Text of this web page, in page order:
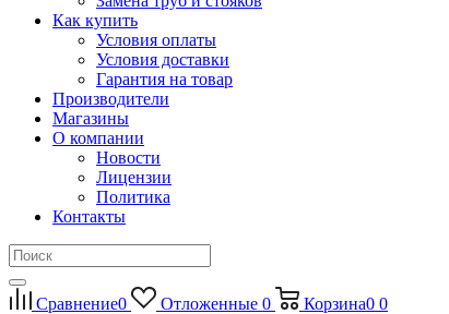
Как купить
Условия оплаты
Условия доставки
Гарантия на товар
Производители
Магазины
О компании
Новости
Лицензии
Политика
Контакты
Сравнение0 Отложенные 0 Корзина0 0